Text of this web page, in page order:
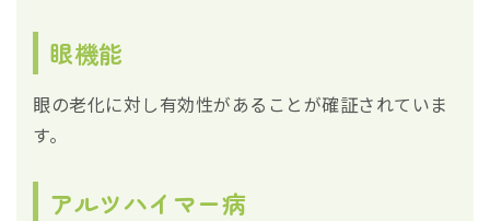
眼機能
眼の老化に対し有効性があることが確証されていま
す。
アルツハイマー病